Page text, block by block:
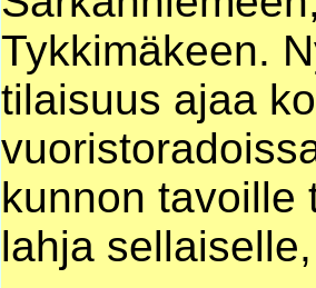
Tykkimäkeen.
tilaisuus ajaa
kunnon tavoille
lahja